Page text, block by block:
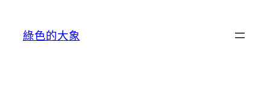
綠色的大象